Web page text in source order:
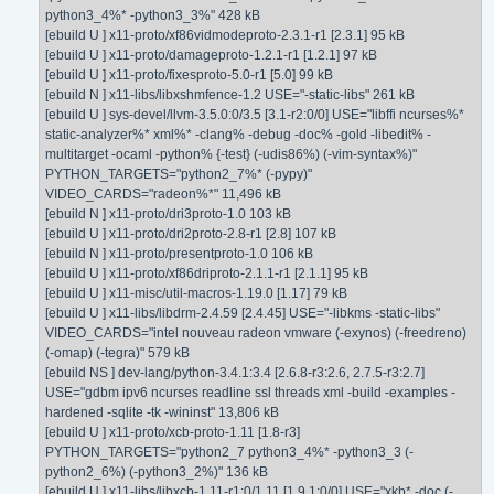
python3_4%* -python3_3%" 428 kB
[ebuild U ] x11-proto/xf86vidmodeproto-2.3.1-r1 [2.3.1] 95 kB
[ebuild U ] x11-proto/damageproto-1.2.1-r1 [1.2.1] 97 kB
[ebuild U ] x11-proto/fixesproto-5.0-r1 [5.0] 99 kB
[ebuild N ] x11-libs/libxshmfence-1.2 USE="-static-libs" 261 kB
[ebuild U ] sys-devel/llvm-3.5.0:0/3.5 [3.1-r2:0/0] USE="libffi ncurses%*
static-analyzer%* xml%* -clang% -debug -doc% -gold -libedit% -
multitarget -ocaml -python% {-test} (-udis86%) (-vim-syntax%)"
PYTHON_TARGETS="python2_7%* (-pypy)"
VIDEO_CARDS="radeon%*" 11,496 kB
[ebuild N ] x11-proto/dri3proto-1.0 103 kB
[ebuild U ] x11-proto/dri2proto-2.8-r1 [2.8] 107 kB
[ebuild N ] x11-proto/presentproto-1.0 106 kB
[ebuild U ] x11-proto/xf86driproto-2.1.1-r1 [2.1.1] 95 kB
[ebuild U ] x11-misc/util-macros-1.19.0 [1.17] 79 kB
[ebuild U ] x11-libs/libdrm-2.4.59 [2.4.45] USE="-libkms -static-libs"
VIDEO_CARDS="intel nouveau radeon vmware (-exynos) (-freedreno)
(-omap) (-tegra)" 579 kB
[ebuild NS ] dev-lang/python-3.4.1:3.4 [2.6.8-r3:2.6, 2.7.5-r3:2.7]
USE="gdbm ipv6 ncurses readline ssl threads xml -build -examples -
hardened -sqlite -tk -wininst" 13,806 kB
[ebuild U ] x11-proto/xcb-proto-1.11 [1.8-r3]
PYTHON_TARGETS="python2_7 python3_4%* -python3_3 (-
python2_6%) (-python3_2%)" 136 kB